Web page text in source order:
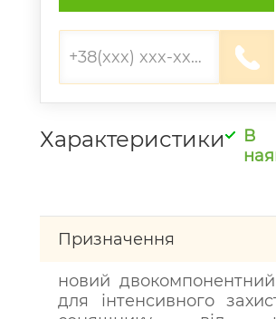
Характеристики
В
Призначення
новий
для інтенсивного